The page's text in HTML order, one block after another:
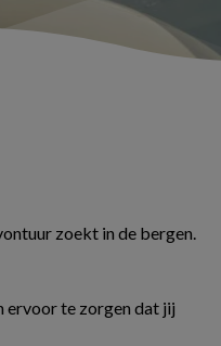
zoekt in de bergen.
ervoor te zorgen dat jij